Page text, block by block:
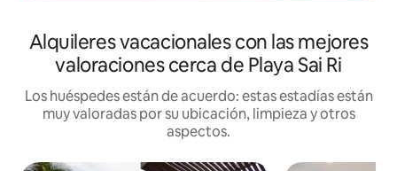
Alquileres vacacionales con las mejores
valoraciones cerca de Playa Sai Ri
Los huéspedes están de acuerdo: estas estadías están
muy valoradas por su ubicación, limpieza y otros
aspectos.